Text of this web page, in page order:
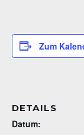
Zum
DETAILS
Datum: